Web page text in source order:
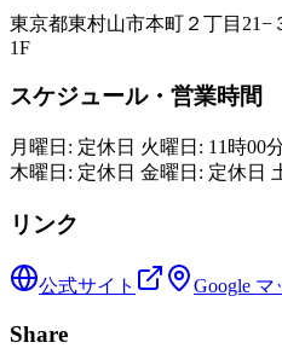
東京都東村山市本町２丁目21−
1F
スケジュール・営業時間
月曜日: 定休日 火曜日: 11時00
木曜日: 定休日 金曜日: 定休日
リンク
公式サイト Google マ
Share